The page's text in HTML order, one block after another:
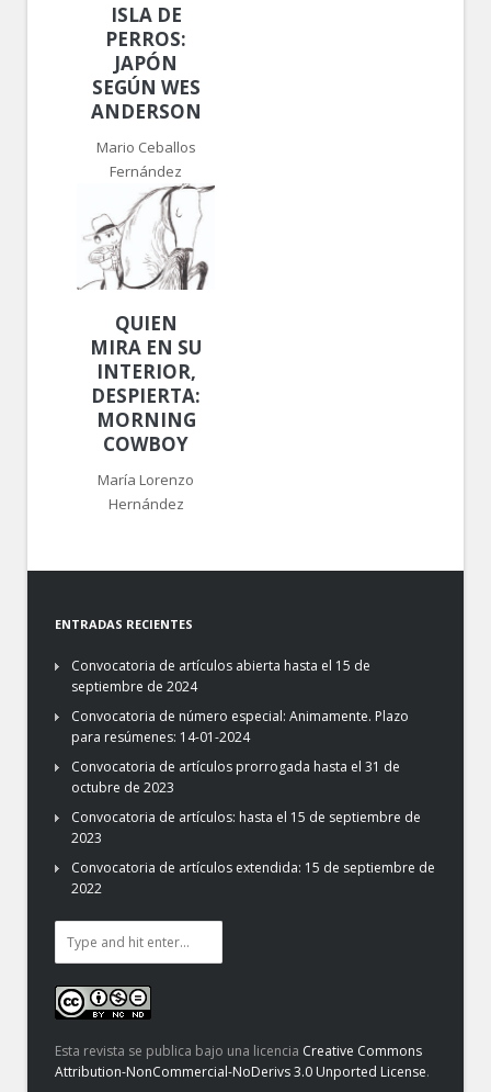
ISLA DE
PERROS:
JAPÓN
SEGÚN WES
ANDERSON
Mario Ceballos
Fernández
QUIEN
MIRA EN SU
INTERIOR,
DESPIERTA:
MORNING
COWBOY
María Lorenzo
Hernández
ENTRADAS RECIENTES
Convocatoria de artículos abierta hasta el 15 de
septiembre de 2024
Convocatoria de número especial: Animamente. Plazo
para resúmenes: 14-01-2024
Convocatoria de artículos prorrogada hasta el 31 de
octubre de 2023
Convocatoria de artículos: hasta el 15 de septiembre de
2023
Convocatoria de artículos extendida: 15 de septiembre de
2022
Esta revista se publica bajo una licencia Creative Commons
Attribution-NonCommercial-NoDerivs 3.0 Unported License.